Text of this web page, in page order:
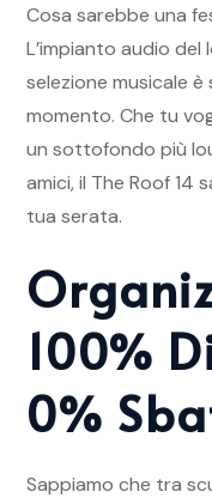
Cosa sarebbe una
L’impianto audio
selezione musicale
momento. Che tu
un sottofondo più
amici, il The Roof 14
tua serata.
100%
0%
Sappiamo che tra